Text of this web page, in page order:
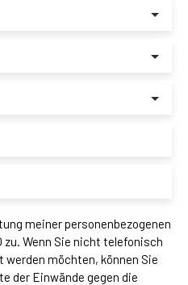
meiner personenbezogenen
zu. Wenn Sie nicht telefonisch
möchten, können Sie
der Einwände gegen die